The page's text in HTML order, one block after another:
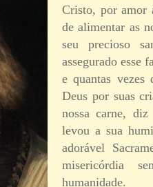
Cristo, por amor
de alimentar as
seu precioso
assegurado esse
e quantas
Deus por suas
nossa carne,
levou a sua
adorável
misericórdia
humanidade.